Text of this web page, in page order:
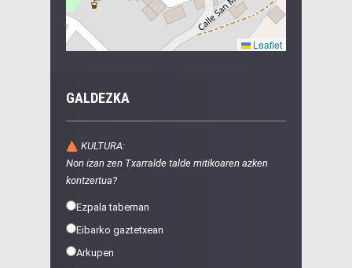
GALDEZKA
KULTURA:
Non izan zen Txarralde talde mitikoaren azken
kontzertua?
Ezpala tabernan
Eibarko gaztetxean
Arkupen